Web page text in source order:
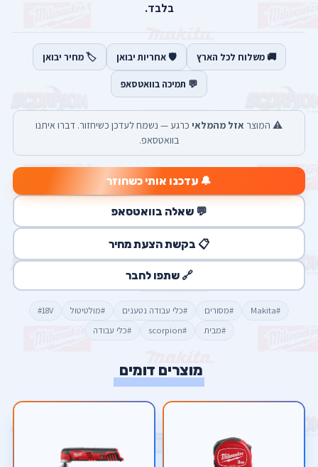
בלבד.
🚚 משלוח לכל הארץ 🛡️ אחריות יבואן 🏷️ מחיר יבואן
💬 תמיכה בוואטסאפ
⚠️ המוצר אזל מהמלאי כרגע — נשמח לעדכן כשיחזור. דברו איתנו
בוואטסאפ.
🔔 עדכנו אותי כשחוזר
💬 שאלה בוואטסאפ
📋 בקשת הצעת מחיר
🔗 שתפו לחבר
#Makita #מסורים #כלי עבודה נטענים #מולטיטול
#18V
#מבית
#scorpion #כלי עבודה
מוצרים דומים